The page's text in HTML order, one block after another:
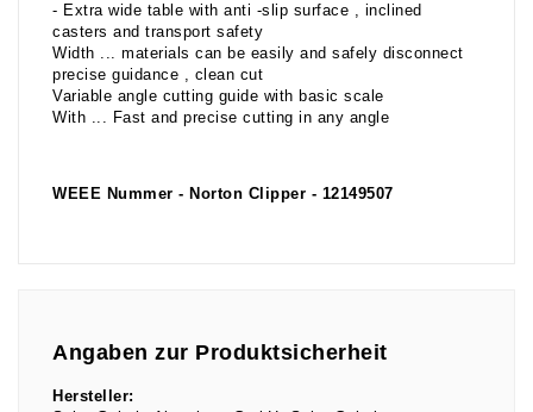
- Extra wide table with anti -slip surface , inclined
casters and transport safety
Width ... materials can be easily and safely disconnect
precise guidance , clean cut
Variable angle cutting guide with basic scale
With ... Fast and precise cutting in any angle
WEEE Nummer - Norton Clipper - 12149507
Angaben zur Produktsicherheit
Hersteller: